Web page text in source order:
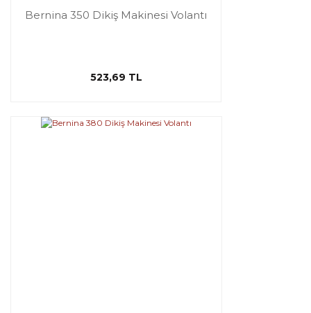
Bernina 350 Dikiş Makinesi Volantı
523,69 TL